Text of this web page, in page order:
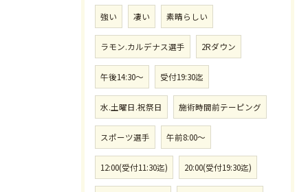
強い 凄い 素晴らしい
ラモン.カルデナス選手 2Rダウン
午後14:30〜 受付19:30迄
水.土曜日.祝祭日 施術時間前テーピング
スポーツ選手 午前8:00〜
12:00(受付11:30迄) 20:00(受付19:30迄)